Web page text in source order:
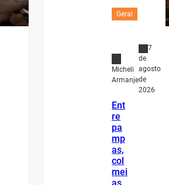
Geral
Micheli
Armanje
7
de
agosto
de
2026
Ent
re
pa
mp
as,
col
mei